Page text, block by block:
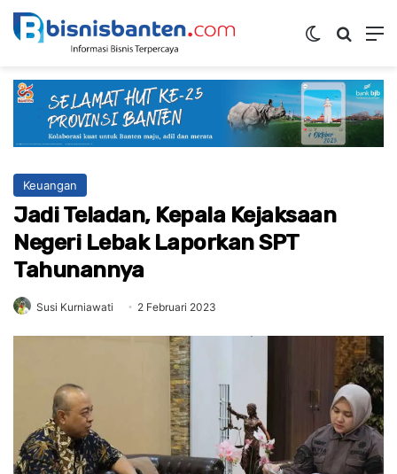
Switch skin
Keuangan
Jadi Teladan, Kepala Kejaksaan
Negeri Lebak Laporkan SPT
Tahunannya
Susi Kurniawati 2 Februari 2023